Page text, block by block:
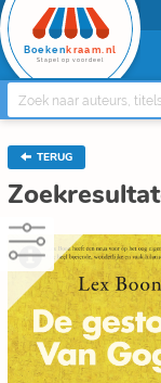
Boeken kraam.nl
Stapel op voordeel
TERUG